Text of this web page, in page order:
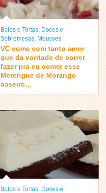
Bolos e Tortas, Doces e
Sobremesas, Mousses
VC come com tanto amor
que da vontade de correr
fazer pra eu comer esse
Merengue de Morango
caseiro…
Bolos e Tortas, Doces e